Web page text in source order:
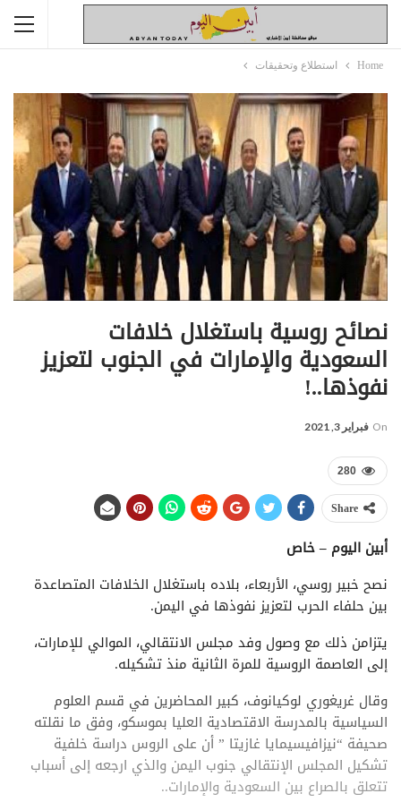
Home استطلاع وتحقيقات
نصائح روسية باستغلال خلافات
السعودية والإمارات في الجنوب لتعزيز
نفوذها..!
On فبراير 3, 2021
280
Share
أبين اليوم – خاص
نصح خبير روسي، الأربعاء، بلاده باستغلال الخلافات المتصاعدة
بين حلفاء الحرب لتعزيز نفوذها في اليمن.
يتزامن ذلك مع وصول وفد مجلس الانتقالي، الموالي للإمارات،
إلى العاصمة الروسية للمرة الثانية منذ تشكيله.
وقال غريغوري لوكيانوف، كبير المحاضرين في قسم العلوم
السياسية بالمدرسة الاقتصادية العليا بموسكو، وفق ما نقلته
صحيفة “نيزافيسيمايا غازيتا ” أن على الروس دراسة خلفية
تشكيل المجلس الإنتقالي جنوب اليمن والذي ارجعه إلى أسباب
تتعلق بالصراع بين السعودية والإمارات..